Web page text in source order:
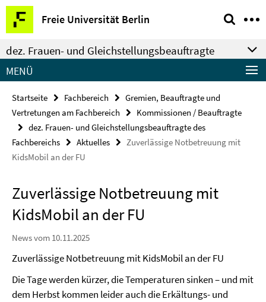
Springe
direkt
zu
Inhalt
Freie Universität Berlin
Service-
Navigation
dez. Frauen- und Gleichstellungsbeauftragte
MENÜ
Startseite Fachbereich
Gremien, Beauftragte und
Vertretungen am Fachbereich
Kommissionen / Beauftragte
dez. Frauen- und Gleichstellungsbeauftragte des
Fachbereichs
Aktuelles
Zuverlässige Notbetreuung mit
KidsMobil an der FU
Zuverlässige Notbetreuung mit
KidsMobil an der FU
News vom 10.11.2025
Zuverlässige Notbetreuung mit KidsMobil an der FU
Die Tage werden kürzer, die Temperaturen sinken – und mit
dem Herbst kommen leider auch die Erkältungs- und